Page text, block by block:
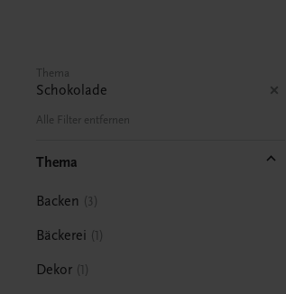
Thema
Schokolade
Alle Filter entfernen
Thema
Backen 3
Bäckerei 1
Dekor 1